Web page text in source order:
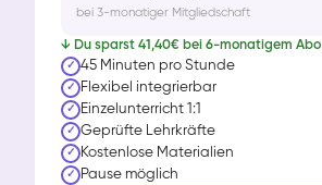
bei 3-monatiger Mitgliedschaft
↓ Du sparst 41,40€ bei 6-monatigem Abo
✓ 45 Minuten pro Stunde
✓ Flexibel integrierbar
✓ Einzelunterricht 1:1
✓ Geprüfte Lehrkräfte
✓ Kostenlose Materialien
✓ Pause möglich